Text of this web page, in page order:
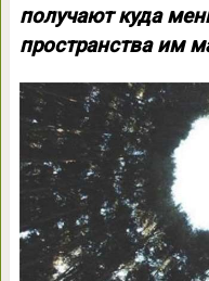
получают куда
пространства им